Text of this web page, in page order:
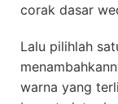
corak dasar
Lalu pilihlah
warna yang